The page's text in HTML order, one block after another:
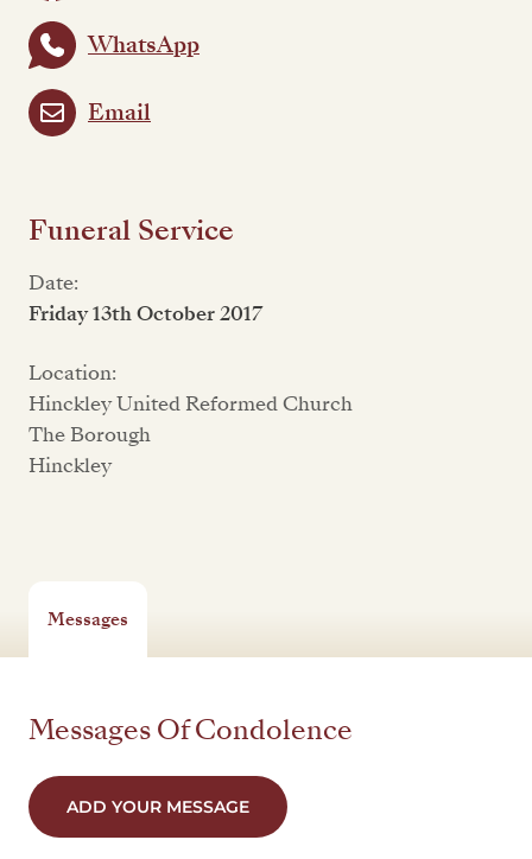
WhatsApp
Email
Funeral Service
Date:
Friday 13th October 2017
Location:
Hinckley United Reformed Church
The Borough
Hinckley
Messages
Messages Of Condolence
ADD YOUR MESSAGE